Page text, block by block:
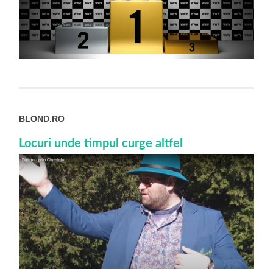
BLOND.RO
Locuri unde timpul curge altfel